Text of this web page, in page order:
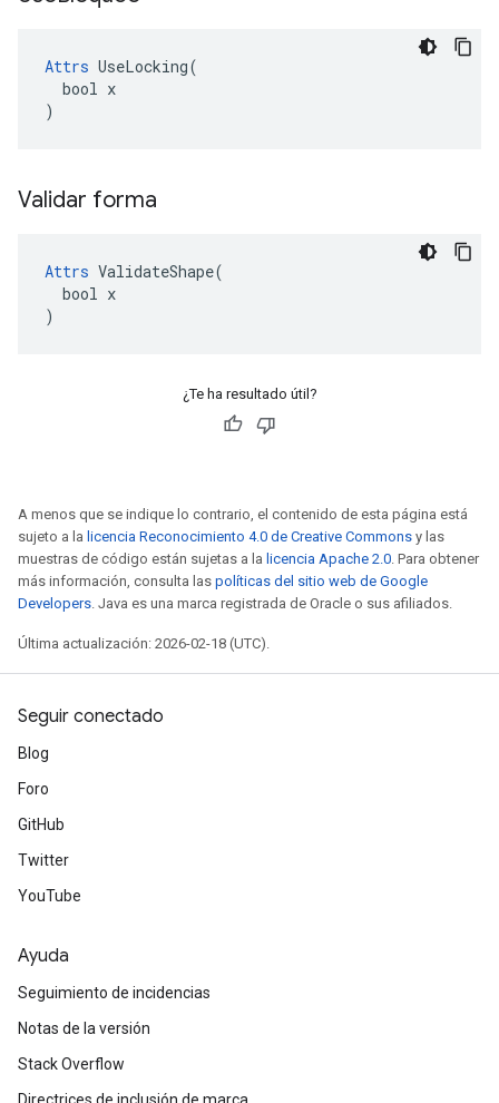
Attrs UseLocking(
  bool x
)
Validar forma
Attrs ValidateShape(
  bool x
)
¿Te ha resultado útil?
A menos que se indique lo contrario, el contenido de esta página está
sujeto a la licencia Reconocimiento 4.0 de Creative Commons y las
muestras de código están sujetas a la licencia Apache 2.0. Para obtener
más información, consulta las políticas del sitio web de Google
Developers. Java es una marca registrada de Oracle o sus afiliados.
Última actualización: 2026-02-18 (UTC).
Seguir conectado
Blog
Foro
GitHub
Twitter
YouTube
Ayuda
Seguimiento de incidencias
Notas de la versión
Stack Overflow